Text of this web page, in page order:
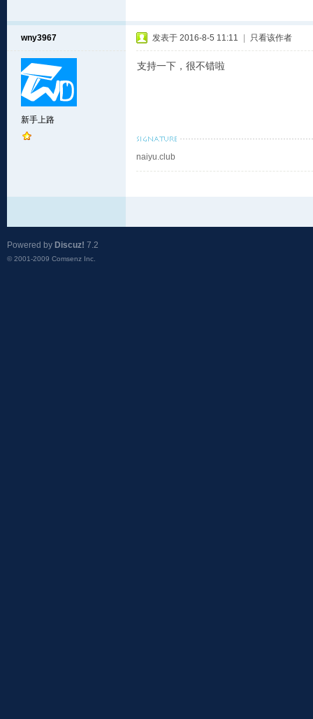
wny3967
新手上路
发表于 2016-8-5 11:11 只看该作者
支持一下，很不错啦
naiyu.club
Powered by Discuz! 7.2
© 2001-2009 Comsenz Inc.